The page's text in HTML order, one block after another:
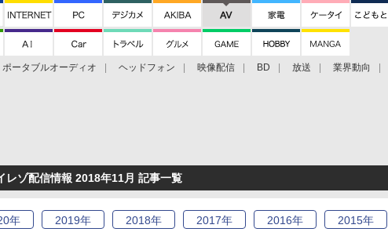
ポータブルオーディオ ヘッドフォン 映像配信 BD 放送 業界動向
ゾ配信情報 2018年11月 記事一覧
年 2019年 2018年 2017年 2016年 2015年